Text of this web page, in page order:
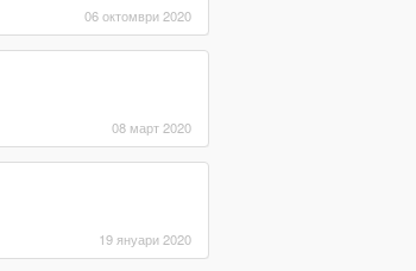
06 октомври 2020
08 март 2020
19 януари 2020